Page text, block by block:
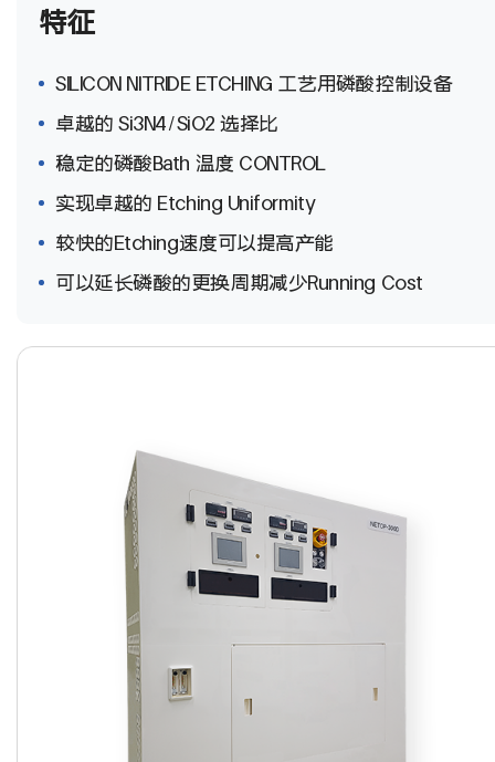
特征
SILICON NITRIDE ETCHING 工艺用磷酸控制设备
卓越的 Si3N4/SiO2 选择比
稳定的磷酸Bath 温度 CONTROL
实现卓越的 Etching Uniformity
较快的Etching速度可以提高产能
可以延长磷酸的更换周期减少Running Cost